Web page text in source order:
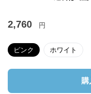
2,760 円
ピンク ホワイト
購